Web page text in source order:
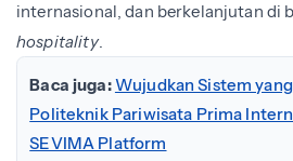
internasional, dan berkelanjutan di
hospitality.
Baca juga:Wujudkan Sistem
Politeknik Pariwisata Prima
SEVIMA Platform